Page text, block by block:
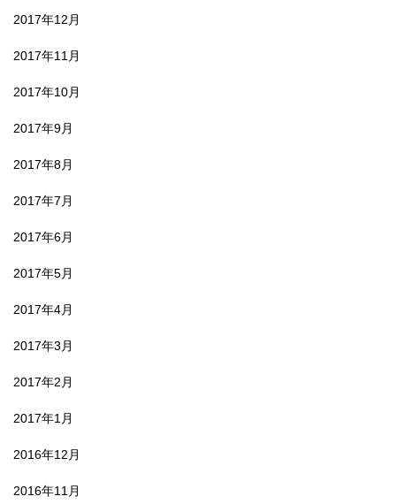
2017年12月
2017年11月
2017年10月
2017年9月
2017年8月
2017年7月
2017年6月
2017年5月
2017年4月
2017年3月
2017年2月
2017年1月
2016年12月
2016年11月